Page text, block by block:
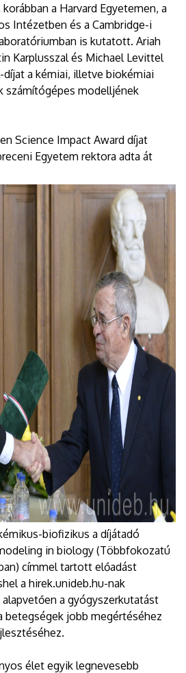
a Harvard Egyetemen, a
Intézetben és a Cambridge-i
is kutatott. Ariah
Karplusszal és Michael Levittel
a kémiai, illetve biokémiai
számítógépes modelljének
Science Impact Award díjat
Egyetem rektora adta át
biofizikus a díjátadó
in biology (Többfokozatú
címmel tartott előadást
a hirek.unideb.hu-nak
a gyógyszerkutatást
betegségek jobb megértéséhez
élet egyik legnevesebb